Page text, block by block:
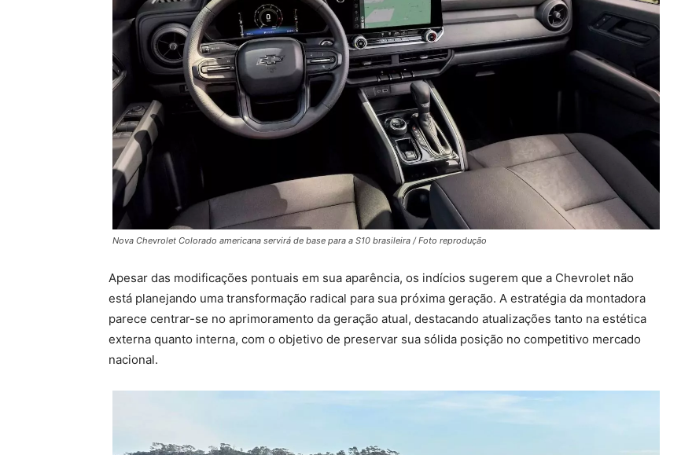
Nova Chevrolet Colorado americana servirá de base para a S10 brasileira / Foto reprodução
Apesar das modificações pontuais em sua aparência, os indícios sugerem que a Chevrolet não
está planejando uma transformação radical para sua próxima geração. A estratégia da montadora
parece centrar-se no aprimoramento da geração atual, destacando atualizações tanto na estética
externa quanto interna, com o objetivo de preservar sua sólida posição no competitivo mercado
nacional.